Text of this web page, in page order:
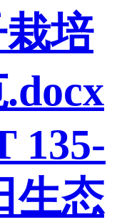
培
135-
生态